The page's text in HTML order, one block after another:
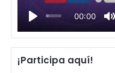
00:00
¡Participa aquí!